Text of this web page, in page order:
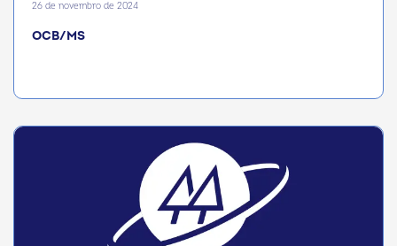
26 de novembro de 2024
OCB/MS